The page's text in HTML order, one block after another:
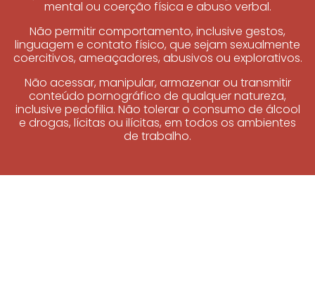
mental ou coerção física e abuso verbal.
Não permitir comportamento, inclusive gestos,
linguagem e contato físico, que sejam sexualmente
coercitivos, ameaçadores, abusivos ou explorativos.
Não acessar, manipular, armazenar ou transmitir
conteúdo pornográfico de qualquer natureza,
inclusive pedofilia. Não tolerar o consumo de álcool
e drogas, lícitas ou ilícitas, em todos os ambientes
de trabalho.